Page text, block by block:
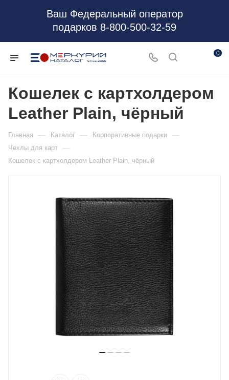
Ваш Федеральный оператор
подарков 8-800-500-32-59
0
Кошелек с картхолдером
Leather Plain, чёрный
Главная — Каталог — Корпоративные подарки —
Чехлы для карт —
Кошелек с картхолдером Leather Plain, чёрный